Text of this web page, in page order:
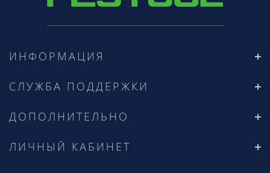
ИНФОРМАЦИЯ
СЛУЖБА ПОДДЕРЖКИ
ДОПОЛНИТЕЛЬНО
ЛИЧНЫЙ КАБИНЕТ